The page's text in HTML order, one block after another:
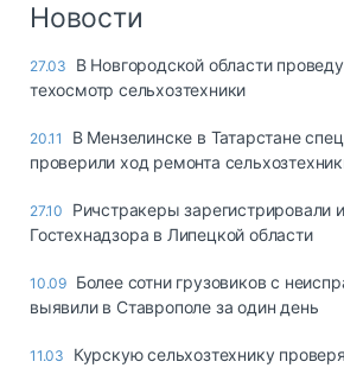
Новости
27.03
В Новгородской области
техосмотр сельхозтехники
20.11
В Мензелинске в Татарстане
проверили ход ремонта
27.10
Ричстракеры зарегистрировали
Гостехнадзора в Липецкой области
10.09 Более сотни грузовиков с
выявили в Ставрополе за один день
11.03 Курскую сельхозтехнику